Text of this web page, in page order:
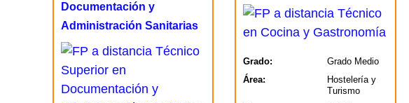
Documentación y
Administración Sanitarias
Grado:
Grado Medio
Área:
Hostelería y
Turismo